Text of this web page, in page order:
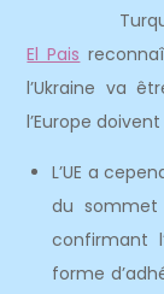
El Pais
l’Ukraine va
l’Europe
L’UE a
du sommet
confirmant
forme